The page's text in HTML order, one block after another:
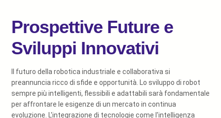
Prospettive Future e
Sviluppi Innovativi
Il futuro della robotica industriale e collaborativa si
preannuncia ricco di sfide e opportunità. Lo sviluppo di robot
sempre più intelligenti, flessibili e adattabili sarà fondamentale
per affrontare le esigenze di un mercato in continua
evoluzione. L'integrazione di tecnologie come l'intelligenza